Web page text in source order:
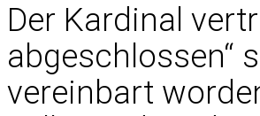
Der Kardinal
abgeschlossen“
vereinbart